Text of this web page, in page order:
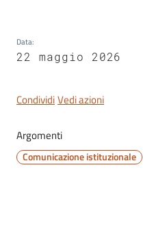
on-
line
Tutti
argomenti
Data:
22 maggio 2026
CondividiVedi azioni
Argomenti
Comunicazione istituzionale